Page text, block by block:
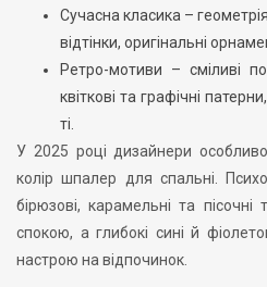
Сучасна класика –
відтінки, оригінальні
Ретро-мотиви – сміливі
квіткові та графічні
ті.
У 2025 році дизайнери
колір шпалер для спальні.
бірюзові, карамельні та
спокою, а глибокі сині й
настрою на відпочинок.